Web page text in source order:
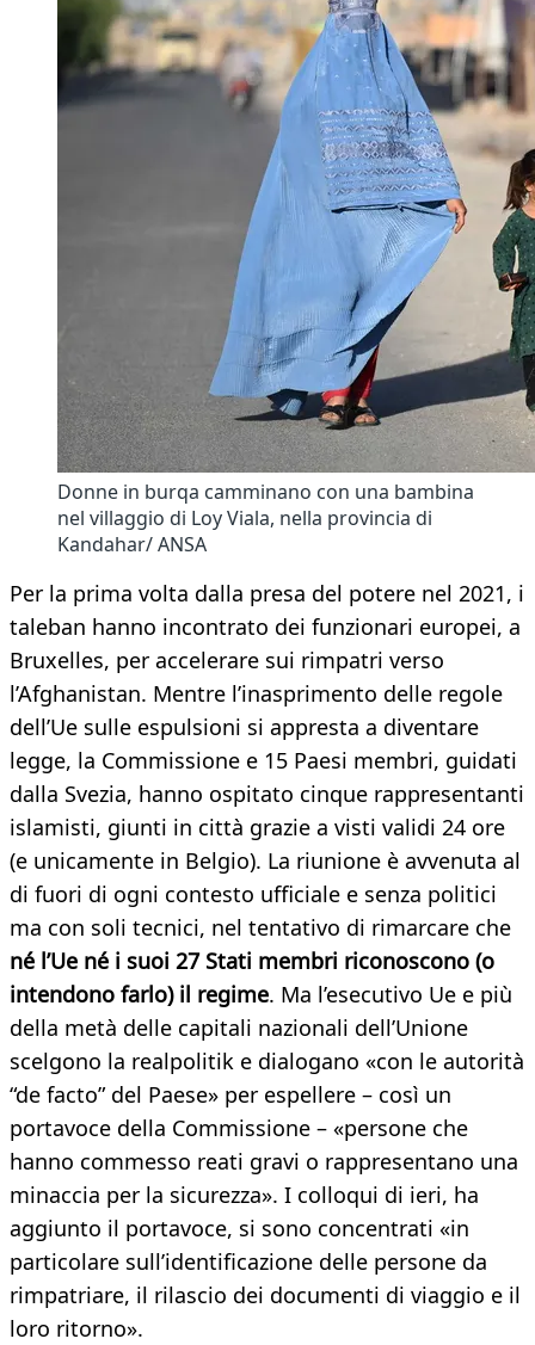
Donne in burqa camminano con una bambina
nel villaggio di Loy Viala, nella provincia di
Kandahar/ ANSA
Per la prima volta dalla presa del potere nel 2021, i
taleban hanno incontrato dei funzionari europei, a
Bruxelles, per accelerare sui rimpatri verso
l’Afghanistan. Mentre l’inasprimento delle regole
dell’Ue sulle espulsioni si appresta a diventare
legge, la Commissione e 15 Paesi membri, guidati
dalla Svezia, hanno ospitato cinque rappresentanti
islamisti, giunti in città grazie a visti validi 24 ore
(e unicamente in Belgio). La riunione è avvenuta al
di fuori di ogni contesto ufficiale e senza politici
ma con soli tecnici, nel tentativo di rimarcare che
né l’Ue né i suoi 27 Stati membri riconoscono (o
intendono farlo) il regime. Ma l’esecutivo Ue e più
della metà delle capitali nazionali dell’Unione
scelgono la realpolitik e dialogano «con le autorità
“de facto” del Paese» per espellere – così un
portavoce della Commissione – «persone che
hanno commesso reati gravi o rappresentano una
minaccia per la sicurezza». I colloqui di ieri, ha
aggiunto il portavoce, si sono concentrati «in
particolare sull’identificazione delle persone da
rimpatriare, il rilascio dei documenti di viaggio e il
loro ritorno».